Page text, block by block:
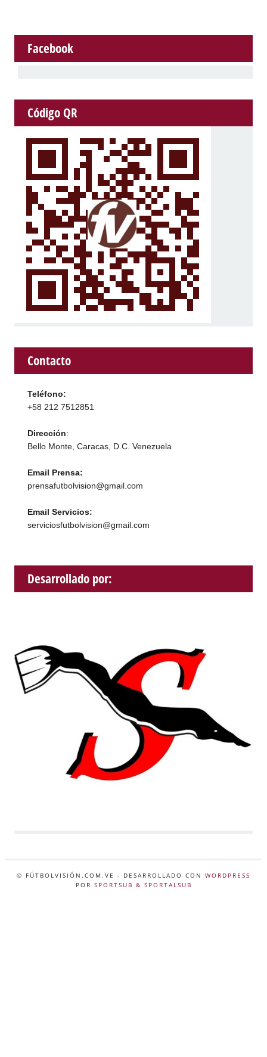
Facebook
Código QR
Contacto
Teléfono:
+58 212 7512851
Dirección:
Bello Monte, Caracas, D.C. Venezuela
Email Prensa:
prensafutbolvision@gmail.com
Email Servicios:
serviciosfutbolvision@gmail.com
Desarrollado por:
© FÚTBOLVISIÓN.COM.VE - DESARROLLADO CON WORDPRESS
POR SPORTSUB & SPORTALSUB